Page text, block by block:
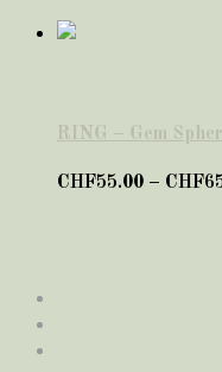
RING – Gem
CHF55.00 – CHF